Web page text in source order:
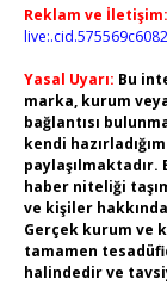
Reklam ve İletişim:
Yasal Uyarı: Bu
marka, kurum
bağlantısı
kendi
haber niteliği
ve kişiler
Gerçek kurum ve
tamamen
halindedir ve